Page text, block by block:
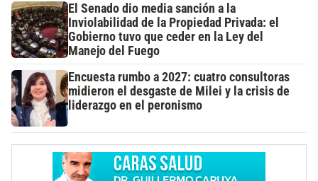
El Senado dio media sanción a la
Inviolabilidad de la Propiedad Privada: el
Gobierno tuvo que ceder en la Ley del
Manejo del Fuego
Encuesta rumbo a 2027: cuatro consultoras
midieron el desgaste de Milei y la crisis de
liderazgo en el peronismo